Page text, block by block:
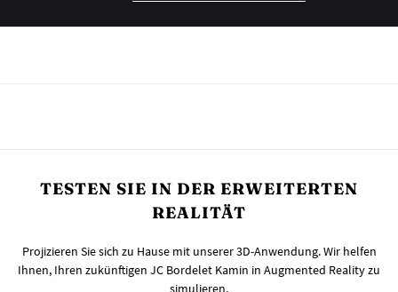
TESTEN SIE IN DER ERWEITERTEN
REALITÄT
Projizieren Sie sich zu Hause mit unserer 3D-Anwendung. Wir helfen
Ihnen, Ihren zukünftigen JC Bordelet Kamin in Augmented Reality zu